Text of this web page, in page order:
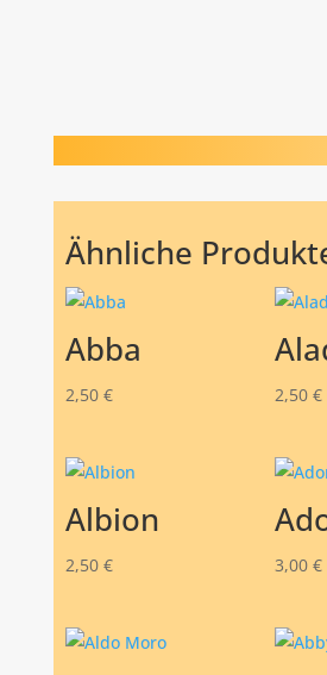
Ähnliche
Abba
2,50 € 2,50 €
Albion
2,50 € 3,00 €